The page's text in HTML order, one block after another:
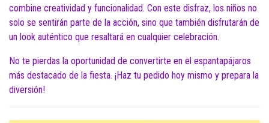
combine creatividad y funcionalidad. Con este disfraz, los niños no
solo se sentirán parte de la acción, sino que también disfrutarán de
un look auténtico que resaltará en cualquier celebración.
No te pierdas la oportunidad de convertirte en el espantapájaros
más destacado de la fiesta. ¡Haz tu pedido hoy mismo y prepara la
diversión!